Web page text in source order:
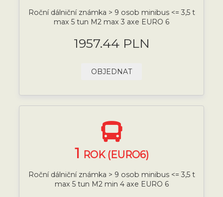
Roční dálniční známka > 9 osob minibus <= 3,5 t
max 5 tun M2 max 3 axe EURO 6
1957.44 PLN
OBJEDNAT
1 ROK (EURO6)
Roční dálniční známka > 9 osob minibus <= 3,5 t
max 5 tun M2 min 4 axe EURO 6